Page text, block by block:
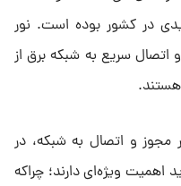
در کشور بوده است. نور
اتصال سریع به شبکه برق از
و اتصال به شبکه، در
اهمیت ویژه‌ای دارند؛ چراکه